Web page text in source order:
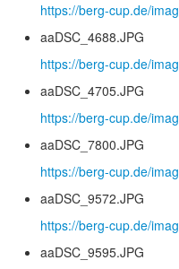
https://berg-cup.de/
aaDSC_4688.JPG
https://berg-cup.de/
aaDSC_4705.JPG
https://berg-cup.de/
aaDSC_7800.JPG
https://berg-cup.de/
aaDSC_9572.JPG
https://berg-cup.de/
aaDSC_9595.JPG